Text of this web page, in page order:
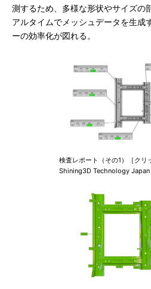
測するため、多様な形状やサイズの
アルタイムでメッシュデータを生成
ーの効率化が図れる。
検査レポート（その1）［クリ
Shining3D Technology Japan